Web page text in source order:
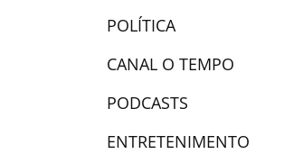
POLÍTICA
CANAL O TEMPO
PODCASTS
ENTRETENIMENTO